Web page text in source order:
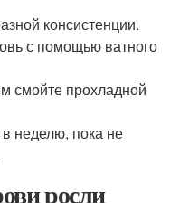
консистенции.
с помощью ватного
смойте прохладной
неделю, пока не
росли